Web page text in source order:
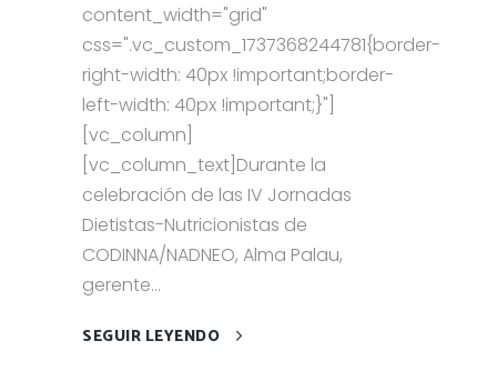
content_width="grid"
css=".vc_custom_1737368244781{border-
right-width: 40px !important;border-
left-width: 40px !important;}"]
[vc_column]
[vc_column_text]Durante la
celebración de las IV Jornadas
Dietistas-Nutricionistas de
CODINNA/NADNEO, Alma Palau,
gerente...
SEGUIR LEYENDO